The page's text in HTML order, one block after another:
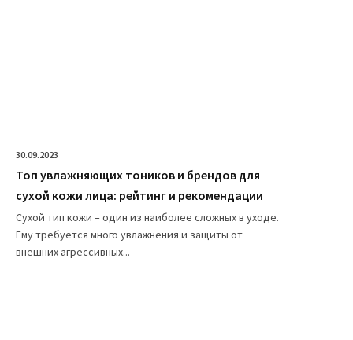
30.09.2023
Топ увлажняющих тоников и брендов для
сухой кожи лица: рейтинг и рекомендации
Сухой тип кожи – один из наиболее сложных в уходе.
Ему требуется много увлажнения и защиты от
внешних агрессивных...